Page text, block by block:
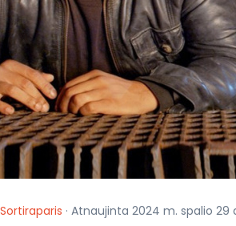
· Atnaujinta 2024 m. spalio 29